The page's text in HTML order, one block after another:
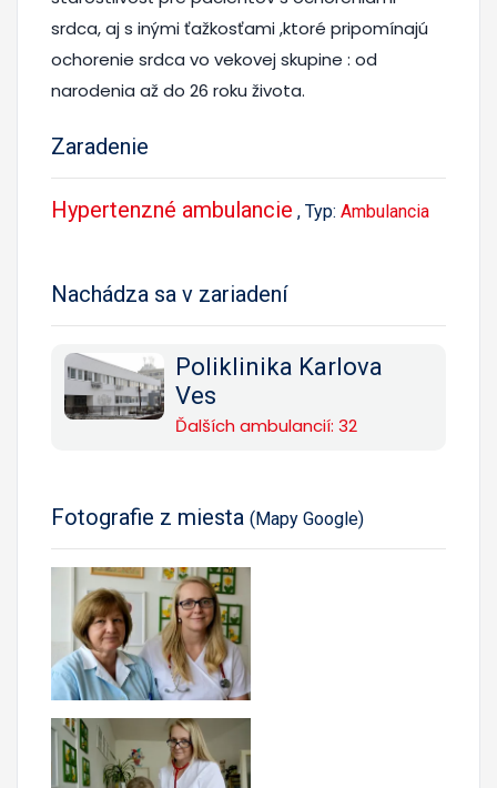
srdca, aj s inými ťažkosťami ,ktoré pripomínajú
ochorenie srdca vo vekovej skupine : od
narodenia až do 26 roku života.
Zaradenie
Hypertenzné ambulancie , Typ: Ambulancia
Nachádza sa v zariadení
Poliklinika Karlova
Ves
Ďalších ambulancií: 32
Fotografie z miesta (Mapy Google)